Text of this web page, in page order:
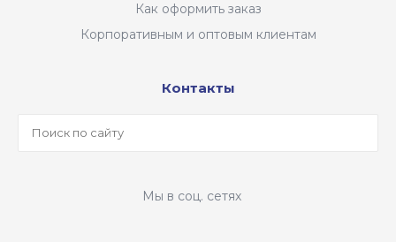
Как оформить заказ
Корпоративным и оптовым клиентам
Контакты
Мы в соц. сетях